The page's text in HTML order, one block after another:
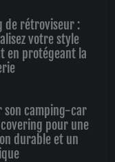
de rétroviseur :
votre style
en protégeant la
son camping-car
pour une
durable et un